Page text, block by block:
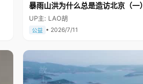
暴雨山洪为什么总是造访北京（一）
UP主: LAO胡
公益 • 2026/7/11